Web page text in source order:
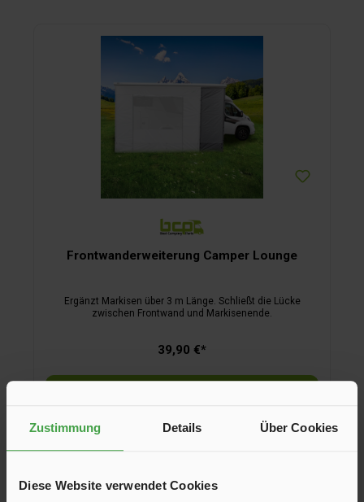
Zustimmung Details Über Cookies
Diese Website verwendet Cookies
Frontwanderweiterung Camper Lounge
Ergänzt Markisen über 3 m Länge. Schließt die Lücke
zwischen Frontwand und Markisenende.
39,90 €*